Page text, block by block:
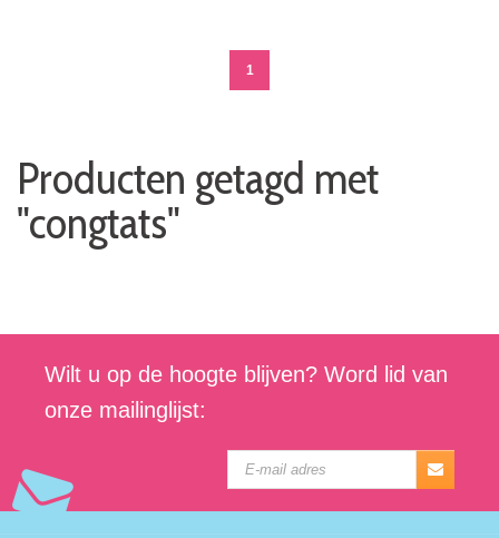
1
Producten getagd met
"congtats"
Wilt u op de hoogte blijven? Word lid van
onze mailinglijst: